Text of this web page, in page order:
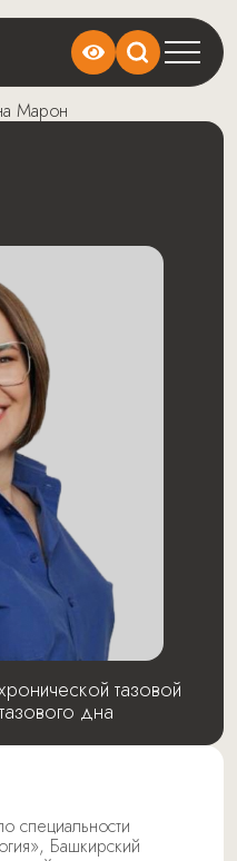
Марон
тазовой
дна
специальности
Башкирский